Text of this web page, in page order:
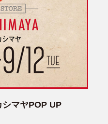
マヤPOP UP